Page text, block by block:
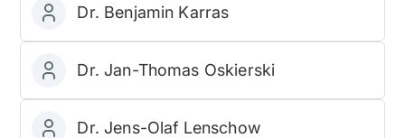
Dr. Benjamin Karras
Dr. Jan-Thomas Oskierski
Dr. Jens-Olaf Lenschow